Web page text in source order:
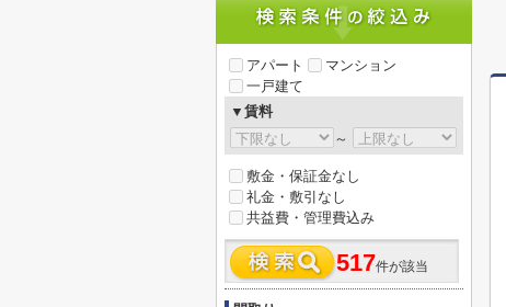
アパート
マンション
一戸建て
▼賃料
～
敷金・保証金なし
礼金・敷引なし
共益費・管理費込み
517件が該当